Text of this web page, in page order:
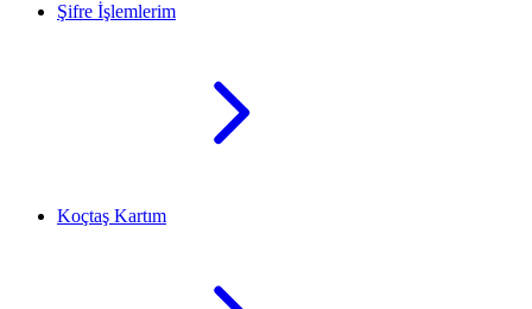
Şifre İşlemlerim
Koçtaş Kartım